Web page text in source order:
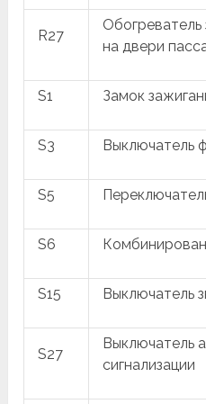
R27
Обогреватель
на двери
S1 Замок
S3 Выключатель
S5
S6
S15 Выключатель
S27
Выключатель
сигнализации